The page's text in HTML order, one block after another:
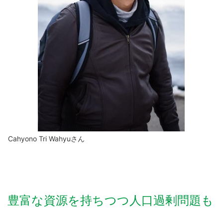
Cahyono Tri Wahyuさん
豊富な資源を持ちつつ人口過剰問題も